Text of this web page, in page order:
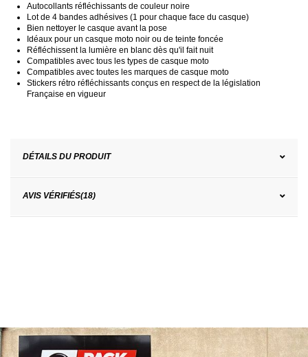
Autocollants réfléchissants de couleur noire
Lot de 4 bandes adhésives (1 pour chaque face du casque)
Bien nettoyer le casque avant la pose
Idéaux pour un casque moto noir ou de teinte foncée
Réfléchissent la lumière en blanc dès qu'il fait nuit
Compatibles avec tous les types de casque moto
Compatibles avec toutes les marques de casque moto
Stickers rétro réfléchissants conçus en respect de la législation
Française en vigueur
DÉTAILS DU PRODUIT
AVIS VÉRIFIÉS(18)